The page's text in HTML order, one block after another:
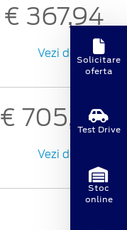
€ 367,94
Vezi detalii
€ 705,26
Vezi detalii
Solicitare
oferta
Test Drive
Stoc
online